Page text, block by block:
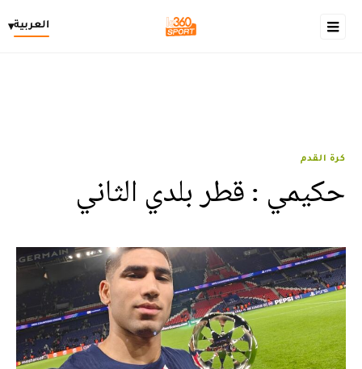
العربية▾
كرة القدم
حكيمي : قطر بلدي الثاني